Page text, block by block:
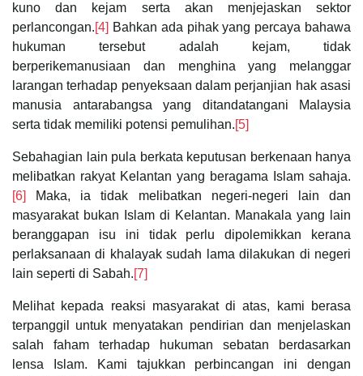
kuno dan kejam serta akan menjejaskan sektor
perlancongan.[4] Bahkan ada pihak yang percaya bahawa
hukuman tersebut adalah kejam, tidak
berperikemanusiaan dan menghina yang melanggar
larangan terhadap penyeksaan dalam perjanjian hak asasi
manusia antarabangsa yang ditandatangani Malaysia
serta tidak memiliki potensi pemulihan.[5]
Sebahagian lain pula berkata keputusan berkenaan hanya
melibatkan rakyat Kelantan yang beragama Islam sahaja.
[6]
Maka, ia tidak melibatkan negeri-negeri lain dan
masyarakat bukan Islam di Kelantan. Manakala yang lain
beranggapan isu ini tidak perlu dipolemikkan kerana
perlaksanaan di khalayak sudah lama dilakukan di negeri
lain seperti di Sabah.[7]
Melihat kepada reaksi masyarakat di atas, kami berasa
terpanggil untuk menyatakan pendirian dan menjelaskan
salah faham terhadap hukuman sebatan berdasarkan
lensa Islam. Kami tajukkan perbincangan ini dengan